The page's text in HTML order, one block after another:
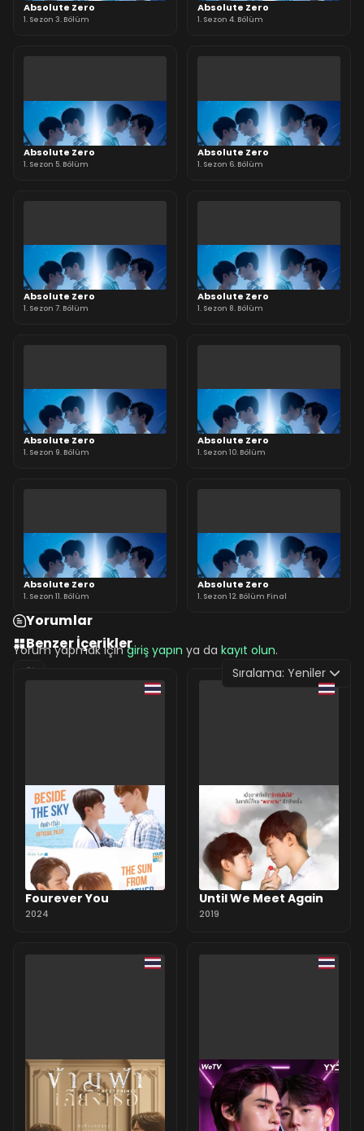
Absolute Zero
1. Sezon 3. Bölüm
Absolute Zero
1. Sezon 4. Bölüm
Absolute Zero
1. Sezon 5. Bölüm
Absolute Zero
1. Sezon 6. Bölüm
Absolute Zero
1. Sezon 7. Bölüm
Absolute Zero
1. Sezon 8. Bölüm
Absolute Zero
1. Sezon 9. Bölüm
Absolute Zero
1. Sezon 10. Bölüm
Absolute Zero
1. Sezon 11. Bölüm
Absolute Zero
1. Sezon 12. Bölüm Final
Yorumlar
Yorum yapmak içingiriş yapın ya da kayıt olun.
Sıralama: Yeniler
Benzer İçerikler
Fourever You
2024
Until We Meet Again
2019